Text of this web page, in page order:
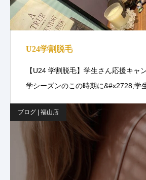
U24学割脱毛
【U24 学割脱毛】学生さん応援キャ
学シーズンのこの時期に&#x2728;学
ブログ | 福山店